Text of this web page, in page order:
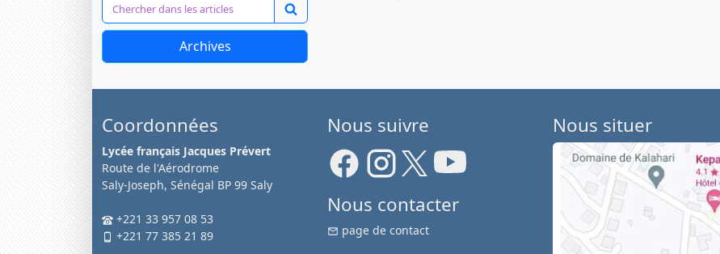
Archives
Coordonnées
Lycée français Jacques Prévert
Route de l'Aérodrome
Saly-Joseph, Sénégal BP 99 Saly
+221 33 957 08 53
+221 77 385 21 89
Nous suivre
Nous contacter
page de contact
Nous situer